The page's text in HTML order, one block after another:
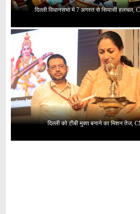
दिल्ली विधानसभा में 7 अगस्त से सियासी हलचल,
दिल्ली को टीबी मुक्त बनाने का मिशन तेज,